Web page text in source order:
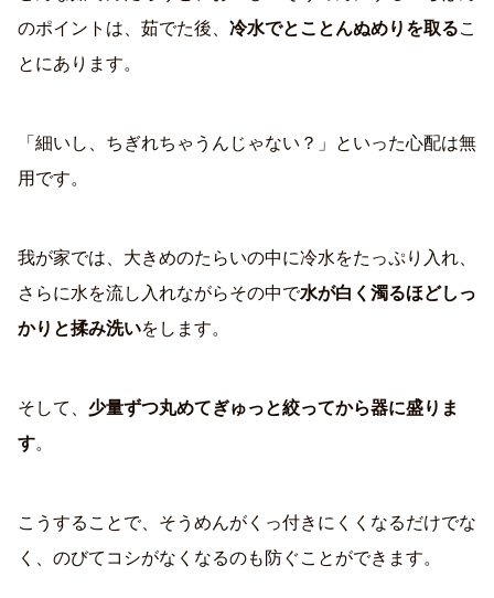
のポイントは、茹でた後、 冷水でとことんぬめりを取るこ
とにあります。
「細いし、ちぎれちゃうんじゃない？」といった心配は無
用です。
我が家では、大きめのたらいの中に冷水をたっぷり入れ、
さらに水を流し入れながらその中で水が白く濁るほどしっ
かりと揉み洗いをします。
そして、 少量ずつ丸めてぎゅっと絞ってから器に盛りま
す。
こうすることで、そうめんがくっ付きにくくなるだけでな
く、のびてコシがなくなるのも防ぐことができます。